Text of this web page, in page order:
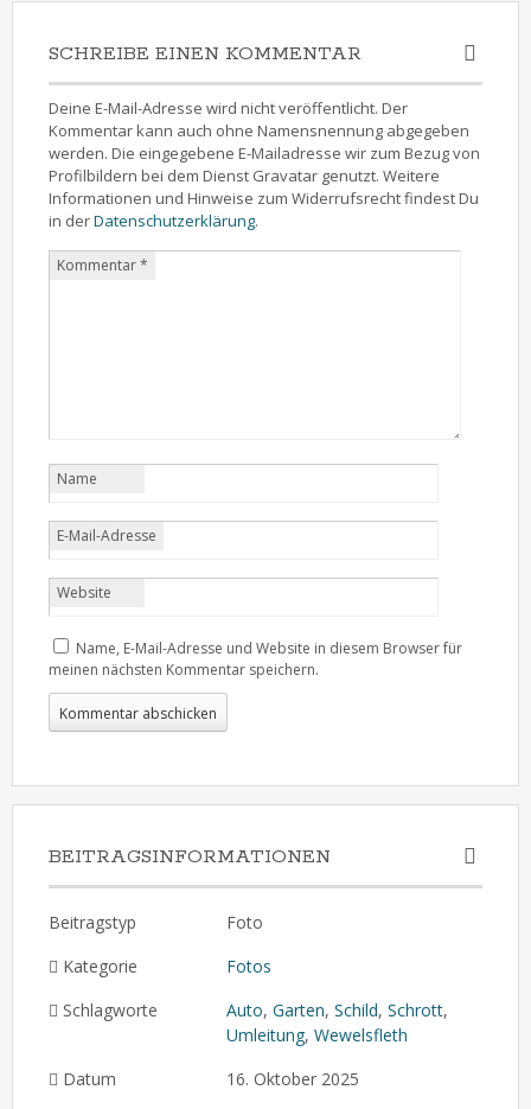
SCHREIBE EINEN KOMMENTAR
Deine E-Mail-Adresse wird nicht veröffentlicht. Der
Kommentar kann auch ohne Namensnennung abgegeben
werden. Die eingegebene E-Mailadresse wir zum Bezug von
Profilbildern bei dem Dienst Gravatar genutzt. Weitere
Informationen und Hinweise zum Widerrufsrecht findest Du
in derDatenschutzerklärung.
Kommentar*
Name
E-Mail-Adresse
Website
Name, E-Mail-Adresse und Website in diesem Browser für
meinen nächsten Kommentar speichern.
BEITRAGSINFORMATIONEN
Beitragstyp
Foto
Kategorie
Fotos
Schlagworte
Auto, Garten, Schild, Schrott,
Umleitung, Wewelsfleth
Datum
16. Oktober 2025